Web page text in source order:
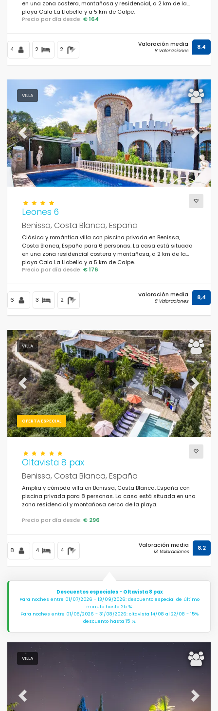
en una zona costera, montañosa y residencial, a 2 km de la
playa Cala La Llobella y a 5 km de Calpe.
Precio por día desde: € 164
4 2 2
Valoración media
8 Valoraciones 8,4
VILLA
Previous Next
Leones 6
Benissa, Costa Blanca, España
Clásica y romántica villa con piscina privada en Benissa,
Costa Blanca, España para 6 personas. La casa está situada
en una zona residencial costera y montañosa, a 2 km de la
playa Cala La Llobella y a 5 km de Calpe.
Precio por día desde: € 176
6 3 2
Valoración media
8 Valoraciones 8,4
VILLA
OFERTA ESPECIAL
Previous Next
Oltavista 8 pax
Benissa, Costa Blanca, España
Amplia y cómoda villa en Benissa, Costa Blanca, España con
piscina privada para 8 personas. La casa está situada en una
zona residencial y montañosa cerca de la playa.
Precio por día desde: € 296
8 4 4
Valoración media
13 Valoraciones 8,2
Descuentos especiales - Oltavista 8 pax
Para noches entre 01/07/2026 - 13/09/2026: descuento especial de último
minuto hasta 25 %.
Para noches entre 01/08/2026 - 31/08/2026: oltavista 14/08 al 22/08 - 15%
descuento hasta 15 %.
VILLA
Previous Next